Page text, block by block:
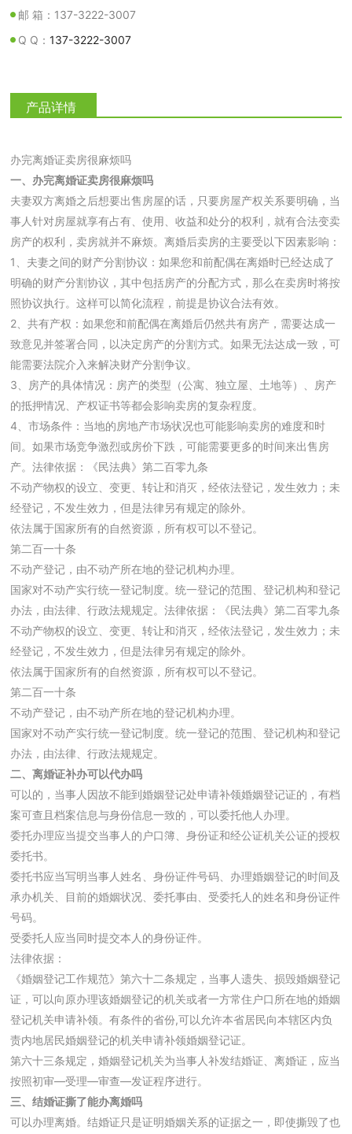
邮 箱：137-3222-3007
Q Q：137-3222-3007
产品详情
办完离婚证卖房很麻烦吗
一、办完离婚证卖房很麻烦吗
夫妻双方离婚之后想要出售房屋的话，只要房屋产权关系要明确，当
事人针对房屋就享有占有、使用、收益和处分的权利，就有合法变卖
房产的权利，卖房就并不麻烦。离婚后卖房的主要受以下因素影响：
1、夫妻之间的财产分割协议：如果您和前配偶在离婚时已经达成了
明确的财产分割协议，其中包括房产的分配方式，那么在卖房时将按
照协议执行。这样可以简化流程，前提是协议合法有效。
2、共有产权：如果您和前配偶在离婚后仍然共有房产，需要达成一
致意见并签署合同，以决定房产的分割方式。如果无法达成一致，可
能需要法院介入来解决财产分割争议。
3、房产的具体情况：房产的类型（公寓、独立屋、土地等）、房产
的抵押情况、产权证书等都会影响卖房的复杂程度。
4、市场条件：当地的房地产市场状况也可能影响卖房的难度和时
间。如果市场竞争激烈或房价下跌，可能需要更多的时间来出售房
产。法律依据：《民法典》第二百零九条
不动产物权的设立、变更、转让和消灭，经依法登记，发生效力；未
经登记，不发生效力，但是法律另有规定的除外。
依法属于国家所有的自然资源，所有权可以不登记。
第二百一十条
不动产登记，由不动产所在地的登记机构办理。
国家对不动产实行统一登记制度。统一登记的范围、登记机构和登记
办法，由法律、行政法规规定。法律依据：《民法典》第二百零九条
不动产物权的设立、变更、转让和消灭，经依法登记，发生效力；未
经登记，不发生效力，但是法律另有规定的除外。
依法属于国家所有的自然资源，所有权可以不登记。
第二百一十条
不动产登记，由不动产所在地的登记机构办理。
国家对不动产实行统一登记制度。统一登记的范围、登记机构和登记
办法，由法律、行政法规规定。
二、离婚证补办可以代办吗
可以的，当事人因故不能到婚姻登记处申请补领婚姻登记证的，有档
案可查且档案信息与身份信息一致的，可以委托他人办理。
委托办理应当提交当事人的户口簿、身份证和经公证机关公证的授权
委托书。
委托书应当写明当事人姓名、身份证件号码、办理婚姻登记的时间及
承办机关、目前的婚姻状况、委托事由、受委托人的姓名和身份证件
号码。
受委托人应当同时提交本人的身份证件。
法律依据：
《婚姻登记工作规范》第六十二条规定，当事人遗失、损毁婚姻登记
证，可以向原办理该婚姻登记的机关或者一方常住户口所在地的婚姻
登记机关申请补领。有条件的省份,可以允许本省居民向本辖区内负
责内地居民婚姻登记的机关申请补领婚姻登记证。
第六十三条规定，婚姻登记机关为当事人补发结婚证、离婚证，应当
按照初审—受理—审查—发证程序进行。
三、结婚证撕了能办离婚吗
可以办理离婚。结婚证只是证明婚姻关系的证据之一，即使撕毁了也